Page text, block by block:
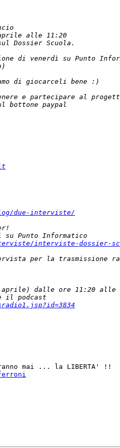
due-interviste/
interviste-dossier-
mai ... la LIBERTA' !!